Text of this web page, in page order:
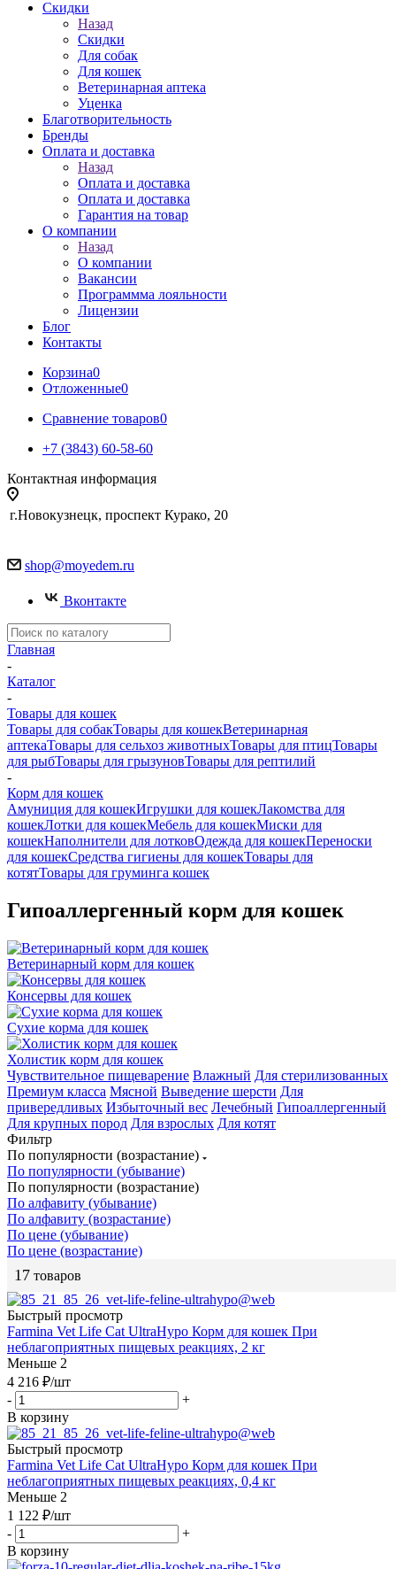
Скидки
Назад
Скидки
Для собак
Для кошек
Ветеринарная аптека
Уценка
Благотворительность
Бренды
Оплата и доставка
Назад
Оплата и доставка
Оплата и доставка
Гарантия на товар
О компании
Назад
О компании
Вакансии
Программма лояльности
Лицензии
Блог
Контакты
Корзина0
Отложенные0
Сравнение товаров0
+7 (3843) 60-58-60
Контактная информация
г.Новокузнецк, проспект Курако, 20
shop@moyedem.ru
Вконтакте
Главная
-
Каталог
-
Товары для кошек
Товары для собакТовары для кошекВетеринарная
аптекаТовары для сельхоз животныхТовары для птицТовары
для рыбТовары для грызуновТовары для рептилий
-
Корм для кошек
Амуниция для кошекИгрушки для кошекЛакомства для
кошекЛотки для кошекМебель для кошекМиски для
кошекНаполнители для лотковОдежда для кошекПереноски
для кошекСредства гигиены для кошекТовары для
котятТовары для груминга кошек
Гипоаллергенный корм для кошек
Ветеринарный корм для кошек
Консервы для кошек
Сухие корма для кошек
Холистик корм для кошек
Чувствительное пищеварение Влажный Для стерилизованных
Премиум класса Мясной Выведение шерсти Для
привередливых Избыточный вес Лечебный Гипоаллергенный
Для крупных пород Для взрослых Для котят
Фильтр
По популярности (возрастание)
По популярности (убывание)
По популярности (возрастание)
По алфавиту (убывание)
По алфавиту (возрастание)
По цене (убывание)
По цене (возрастание)
17 товаров
Быстрый просмотр
Farmina Vet Life Cat UltraHypo Корм для кошек При
неблагоприятных пищевых реакциях, 2 кг
Меньше 2
4 216 ₽/шт
-
+
В корзину
Быстрый просмотр
Farmina Vet Life Cat UltraHypo Корм для кошек При
неблагоприятных пищевых реакциях, 0,4 кг
Меньше 2
1 122 ₽/шт
-
+
В корзину